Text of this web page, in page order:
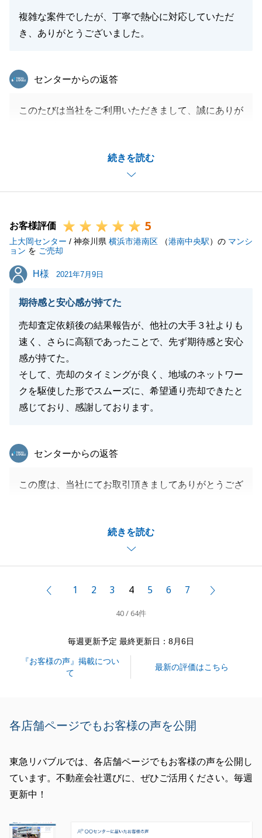
複雑な案件でしたが、丁寧で熱心に対応していただ
き、ありがとうございました。
続きを読む
東急リバブル
センターからの返答
このたびは当社をご利用いただきまして、誠にありが
予想以上に時間がかかり、ご迷惑をお掛けしてしまい
申し訳ありませんでした。
今後も不動産に関し、お困り事等ございましたらお気
軽にお問い合わせください。
今後ともよろしくお願い申し上げます。
閉じる
お客様評価 5
上大岡センター / 神奈川県 横浜市港南区 （港南中央駅）の マンシ
ョン を ご売却
H様
H様 2021年7月9日
期待感と安心感が持てた
売却査定依頼後の結果報告が、他社の大手３社よりも
速く、さらに高額であったことで、先ず期待感と安心
感が持てた。
そして、売却のタイミングが良く、地域のネットワー
クを駆使した形でスムーズに、希望通り売却できたと
感じており、感謝しております。
続きを読む
東急リバブル
センターからの返答
この度は、当社にてお取引頂きましてありがとうござ
ご成約となりまして担当者としましても大変うれしく
また、販売価格のご提案や価格改定の際にも、ご理
何かお困りごとがございましたら、お気軽にご相談下
今後とも宜しくお願い申し上げます。
前へ1 2 3 4 5 6 7
40 / 64件
毎週更新予定 最終更新日：8月6日
『お客様の声』掲載につい
て
最新の評価はこちら
各店舗ページでもお客様の声を公開
東急リバブルでは、各店舗ページでもお客様の声を公開し
ています。不動産会社選びに、ぜひご活用ください。毎週
更新中！